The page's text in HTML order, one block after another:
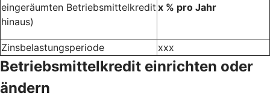
eingeräumten Betriebsmittelkredit
hinaus)
x % pro Jahr
Zinsbelastungsperiode xxx
Betriebsmittelkredit einrichten oder
ändern